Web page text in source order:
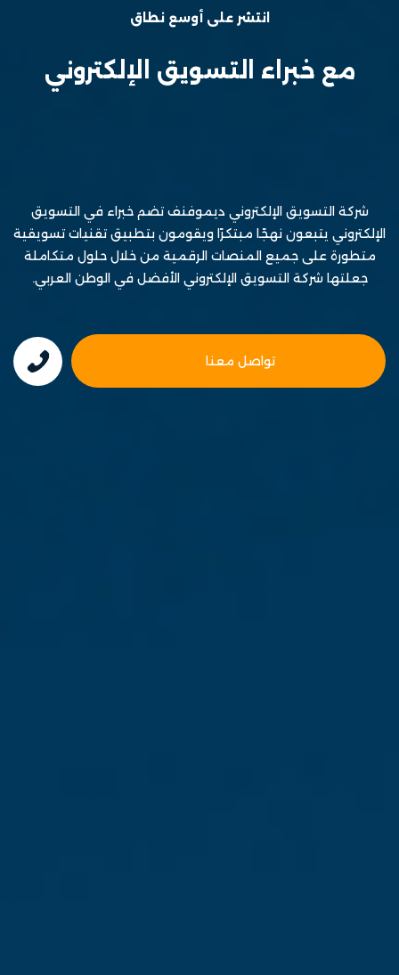
انتشر على أوسع نطاق
مع خبراء التسويق الإلكتروني
شركة التسويق الإلكترونيديموفنف تضم خبراء في التسويق
الإلكتروني يتبعون نهجًا مبتكرًا ويقومون بتطبيق تقنيات تسويقية
متطورة على جميع المنصات الرقمية من خلال حلول متكاملة
جعلتهاشركة التسويق الإلكترونيالأفضل في الوطن العربي.
تواصل معنا